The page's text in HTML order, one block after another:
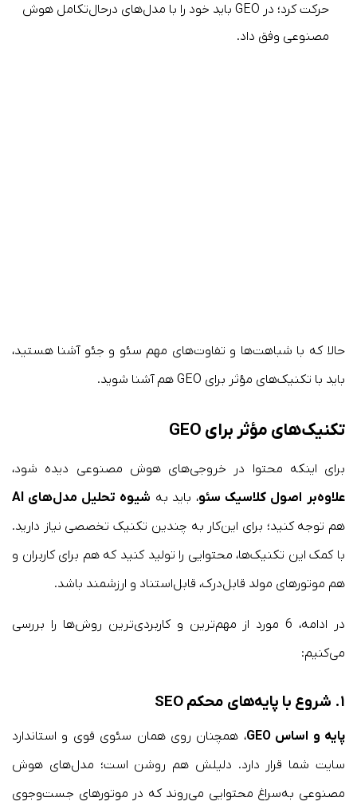
حرکت کرد؛ در GEO باید خود را با مدل‌های درحال‌تکامل هوش
مصنوعی وفق داد.
حالا که با شباهت‌ها و تفاوت‌های مهم سئو و جئو آشنا هستید،
باید با تکنیک‌های مؤثر برای GEO هم آشنا شوید.
تکنیک‌های مؤثر برای GEO
برای اینکه محتوا در خروجی‌های هوش مصنوعی دیده شود،
علاوه‌بر اصول کلاسیک سئو، باید به شیوه تحلیل مدل‌های AI
هم توجه کنید؛ برای این‌کار به چندین تکنیک تخصصی نیاز دارید.
با کمک این تکنیک‌ها، محتوایی را تولید کنید که هم برای کاربران و
هم موتورهای مولد قابل‌درک، قابل‌استناد و ارزشمند باشد.
در ادامه، 6 مورد از مهم‌ترین و کاربردی‌ترین روش‌ها را بررسی
می‌کنیم:
۱. شروع با پایه‌های محکم SEO
پایه و اساس GEO
، همچنان روی همان سئوی قوی و استاندارد
سایت شما قرار دارد. دلیلش هم روشن است؛ مدل‌های هوش
مصنوعی به‌سراغ محتوایی می‌روند که در موتورهای جست‌وجوی